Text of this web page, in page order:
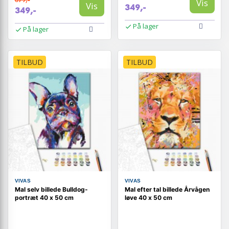
349,- Vis
På lager
349,- Vis
På lager
TILBUD
VIVAS
Mal selv billede Bulldog-
portræt 40 x 50 cm
TILBUD
VIVAS
Mal efter tal billede Årvågen
løve 40 x 50 cm